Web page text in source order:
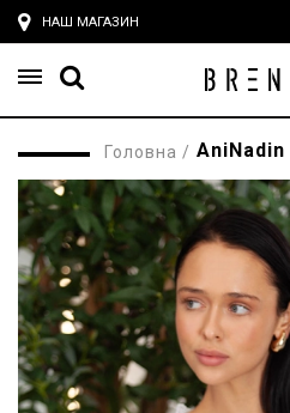
НАШ МАГАЗИН
Головна / AniNadin